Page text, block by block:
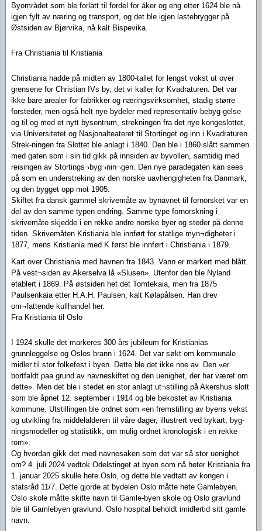
Byområdet som ble forlatt til fordel for åker og eng etter 1624 ble nå
igjen fylt av næring og transport, og det ble igjen lastebrygger på
Østsiden av Bjørvika, nå kalt Bispevika.
Fra Christiania til Kristiania
Christiania hadde på midten av 1800-tallet for lengst vokst ut over
grensene for Christian IVs by, det vi kaller for Kvadraturen. Det var
ikke bare arealer for fabrikker og næringsvirksomhet, stadig større
forsteder, men også helt nye bydeler med representativ bebyg-gelse
og til og med et nytt bysentrum, strekningen fra det nye kongeslottet,
via Universitetet og Nasjonalteateret til Stortinget og inn i Kvadraturen.
Strek-ningen fra Slottet ble anlagt i 1840. Den ble i 1860 slått sammen
med gaten som i sin tid gikk på innsiden av byvollen, samtidig med
reisingen av Stortings¬byg¬nin¬gen. Den nye paradegaten kan sees
på som en understreking av den norske uavhengigheten fra Danmark,
og den bygget opp mot 1905.
Skiftet fra dansk gammel skrivemåte av bynavnet til fornorsket var en
del av den samme typen endring. Samme type fornorskning i
skrivemåte skjedde i en rekke andre norske byer og steder på denne
tiden. Skrivemåten Kristiania ble innført for statlige myn¬digheter i
1877, mens Kristiania med K først ble innført i Christiania i 1879.
Kart over Christiania med havnen fra 1843. Vann er markert med blått.
På vest¬siden av Akerselva lå «Slusen». Utenfor den ble Nyland
etablert i 1869. På østsiden het det Tomtekaia, men fra 1875
Paulsenkaia etter H.A.H. Paulsen, kalt Kølapålsen. Han drev
om¬fattende kullhandel her.
Fra Kristiania til Oslo
I 1924 skulle det markeres 300 års jubileum for Kristianias
grunnleggelse og Oslos brann i 1624. Det var søkt om kommunale
midler til stor folkefest i byen. Dette ble det ikke noe av. Den «er
bortfaldt paa grund av navneskiftet og den uenighet, der har været om
dette». Men det ble i stedet en stor anlagt ut¬stilling på Akershus slott
som ble åpnet 12. september i 1914 og ble bekostet av Kristiania
kommune. Utstillingen ble ordnet som «en fremstilling av byens vekst
og utvikling fra middelalderen til våre dager, illustrert ved bykart, byg-
ningsmodeller og statistikk, om mulig ordnet kronologisk i en rekke
rom».
Og hvordan gikk det med navnesaken som det var så stor uenighet
om? 4. juli 2024 vedtok Odelstinget at byen som nå heter Kristiania fra
1. januar 2025 skulle hete Oslo, og dette ble vedtatt av kongen i
statsråd 11/7. Dette gjorde at bydelen Oslo måtte hete Gamlebyen.
Oslo skole måtte skifte navn til Gamle-byen skole og Oslo gravlund
ble til Gamlebyen gravlund. Oslo hospital beholdt imidlertid sitt gamle
navn.